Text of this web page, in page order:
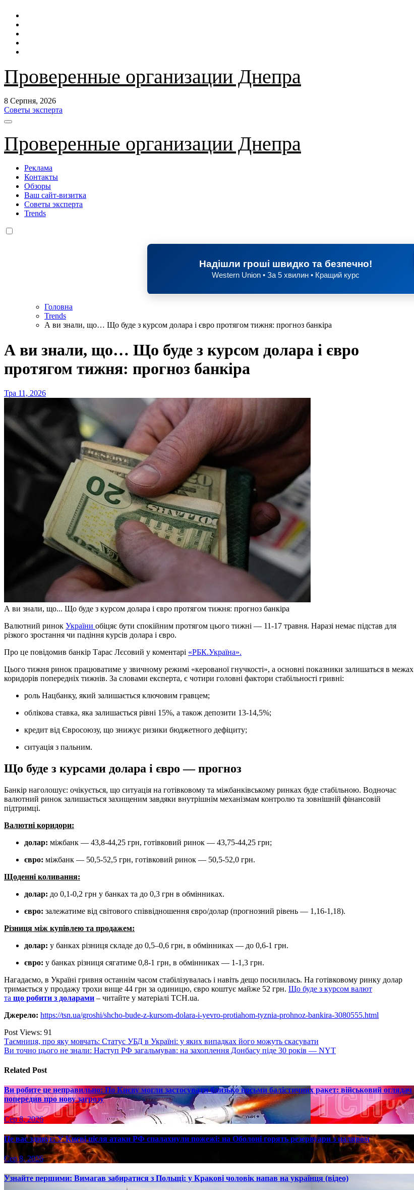
Перейти
контенту
Проверенные организации Днепра
8 Серпня, 2026
Советы эксперта
Проверенные организации Днепра
Реклама
Контакты
Обзоры
Ваш сайт-визитка
Советы эксперта
Trends
Надішли гроші швидко та безпечно!
Western Union • За 5 хвилин • Кращий курс
Головна
Trends
А ви знали, що… Що буде з курсом долара і євро протягом тижня: прогноз банкіра
А ви знали, що… Що буде з курсом долара і євро
протягом тижня: прогноз банкіра
Тра 11, 2026
А ви знали, що... Що буде з курсом долара і євро протягом тижня: прогноз банкіра
Валютний ринок України обіцяє бути спокійним протягом цього тижні — 11-17 травня. Наразі немає підстав для
різкого зростання чи падіння курсів долара і євро.
Про це повідомив банкір Тарас Лєсовий у коментарі «РБК.Україна».
Цього тижня ринок працюватиме у звичному режимі «керованої гнучкості», а основні показники залишаться в межах
коридорів попередніх тижнів. За словами експерта, є чотири головні фактори стабільності гривні:
роль Нацбанку, який залишається ключовим гравцем;
облікова ставка, яка залишається рівні 15%, а також депозити 13-14,5%;
кредит від Євросоюзу, що знижує ризики бюджетного дефіциту;
ситуація з пальним.
Що буде з курсами долара і євро — прогноз
Банкір наголошує: очікується, що ситуація на готівковому та міжбанківському ринках буде стабільною. Водночас
валютний ринок залишається захищеним завдяки внутрішнім механізмам контролю та зовнішній фінансовій
підтримці.
Валютні коридори:
долар: міжбанк — 43,8-44,25 грн, готівковий ринок — 43,75-44,25 грн;
євро: міжбанк — 50,5-52,5 грн, готівковий ринок — 50,5-52,0 грн.
Щоденні коливання:
долар: до 0,1-0,2 грн у банках та до 0,3 грн в обмінниках.
євро: залежатиме від світового співвідношення євро/долар (прогнозний рівень — 1,16-1,18).
Різниця між купівлею та продажем:
долар: у банках різниця складе до 0,5–0,6 грн, в обмінниках — до 0,6-1 грн.
євро: у банках різниця сягатиме 0,8-1 грн, в обмінниках — 1-1,3 грн.
Нагадаємо, в Україні гривня останнім часом стабілізувалась і навіть дещо посилилась. На готівковому ринку долар
тримається у продажу трохи вище 44 грн за одиницю, євро коштує майже 52 грн. Що буде з курсом валют
та що робити з доларами – читайте у матеріалі ТСН.ua.
Джерело: https://tsn.ua/groshi/shcho-bude-z-kursom-dolara-i-yevro-protiahom-tyznia-prohnoz-bankira-3080555.html
Post Views: 91
Навігація
записів
Таємниця, про яку мовчать: Статус УБД в Україні: у яких випадках його можуть скасувати
Ви точно цього не знали: Наступ РФ загальмував: на захоплення Донбасу піде 30 років — NYT
Related Post
Ви робите це неправильно: По Києву могли застосувати близько восьми балістичних ракет: військовий оглядач
попередив про нову загрозу
Сер 8, 2026
Це вас здивує: У Києві після атаки РФ спалахнули пожежі: на Оболоні горять резервуари з паливом
Сер 8, 2026
Узнайте першими: Вимагав забиратися з Польщі: у Кракові чоловік напав на українця (відео)